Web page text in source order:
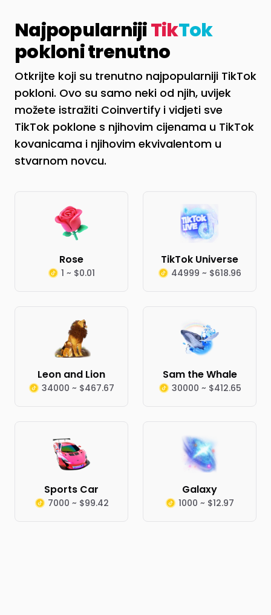
NajpopularnijiTikTok
pokloni trenutno
Otkrijte koji su trenutno najpopularniji TikTok
pokloni. Ovo su samo neki od njih, uvijek
možete istražiti Coinvertify i vidjeti sve
TikTok poklone s njihovim cijenama u TikTok
kovanicama i njihovim ekvivalentom u
stvarnom novcu.
Rose
1 ~ $0.01
TikTok Universe
44999 ~ $618.96
Leon and Lion
34000 ~ $467.67
Sam the Whale
30000 ~ $412.65
Sports Car
7000 ~ $99.42
Galaxy
1000 ~ $12.97